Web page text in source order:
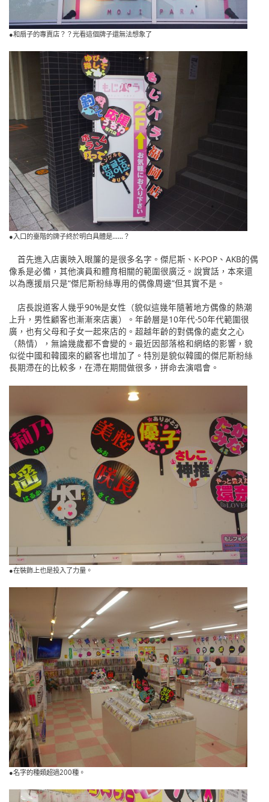
●和扇子的專賣店？？光看這個牌子還無法想象了
●入口的臺階的牌子終於明白具體是……？
首先進入店裏映入眼簾的是很多名字。傑尼斯、K-POP、AKB的偶
像系是必備，其他演員和體育相關的範圍很廣泛。說實話，本來還
以為應援扇只是“傑尼斯粉絲專用的偶像周邊”但其實不是。
店長說道客人幾乎90%是女性（貌似這幾年隨著地方偶像的熱潮
上升，男性顧客也漸漸來店裏）。年齡層是10年代-50年代範圍很
廣，也有父母和子女一起來店的。超越年齡的對偶像的處女之心
（熱情），無論幾歲都不會變的。最近因部落格和網絡的影響，貌
似從中國和韓國來的顧客也增加了。特別是貌似韓國的傑尼斯粉絲
長期滯在的比較多，在滯在期間做很多，拼命去演唱會。
●在裝飾上也是投入了力量。
●名字的種類超過200種。